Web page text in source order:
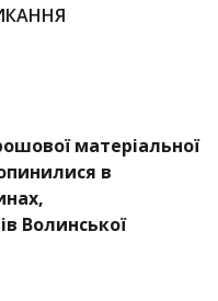
матеріальної
в
Волинської